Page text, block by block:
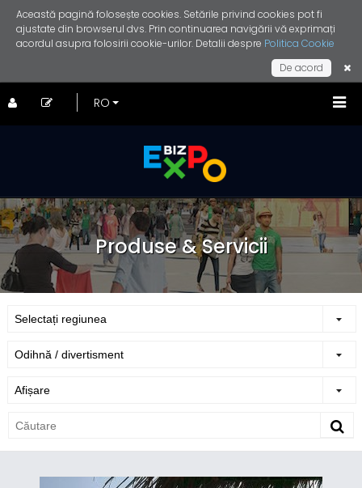
Această pagină folosește cookies. Setările privind cookies pot fi
ajustate din browserul dvs. Prin continuarea navigării vă exprimați
acordul asupra folosirii cookie-urilor. Detalii despre Politica Cookie
De acord
Produse & Servicii